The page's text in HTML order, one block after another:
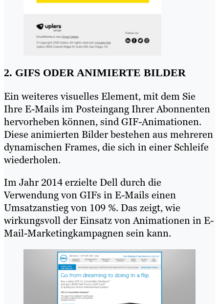
2. GIFS ODER ANIMIERTE BILDER
Ein weiteres visuelles Element, mit dem Sie
Ihre E-Mails im Posteingang Ihrer Abonnenten
hervorheben können, sind GIF-Animationen.
Diese animierten Bilder bestehen aus mehreren
dynamischen Frames, die sich in einer Schleife
wiederholen.
Im Jahr 2014 erzielte Dell durch die
Verwendung von GIFs in E-Mails einen
Umsatzanstieg von 109 %. Das zeigt, wie
wirkungsvoll der Einsatz von Animationen in E-
Mail-Marketingkampagnen sein kann.